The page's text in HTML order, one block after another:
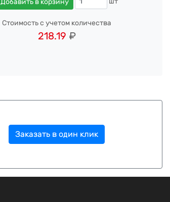
Стоимость с учетом количества
218.19 ₽
Заказать в один клик